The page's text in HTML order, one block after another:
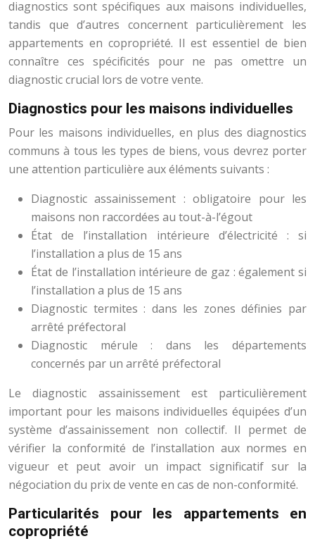
diagnostics sont spécifiques aux maisons individuelles,
tandis que d’autres concernent particulièrement les
appartements en copropriété. Il est essentiel de bien
connaître ces spécificités pour ne pas omettre un
diagnostic crucial lors de votre vente.
Diagnostics pour les maisons individuelles
Pour les maisons individuelles, en plus des diagnostics
communs à tous les types de biens, vous devrez porter
une attention particulière aux éléments suivants :
Diagnostic assainissement : obligatoire pour les
maisons non raccordées au tout-à-l’égout
État de l’installation intérieure d’électricité : si
l’installation a plus de 15 ans
État de l’installation intérieure de gaz : également si
l’installation a plus de 15 ans
Diagnostic termites : dans les zones définies par
arrêté préfectoral
Diagnostic mérule : dans les départements
concernés par un arrêté préfectoral
Le diagnostic assainissement est particulièrement
important pour les maisons individuelles équipées d’un
système d’assainissement non collectif. Il permet de
vérifier la conformité de l’installation aux normes en
vigueur et peut avoir un impact significatif sur la
négociation du prix de vente en cas de non-conformité.
Particularités pour les appartements en
copropriété